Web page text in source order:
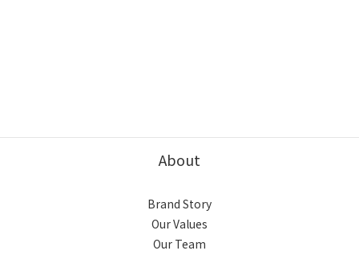
About
Brand Story
Our Values
Our Team